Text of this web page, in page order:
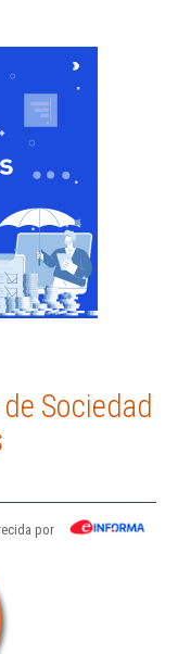
Sociedad
por